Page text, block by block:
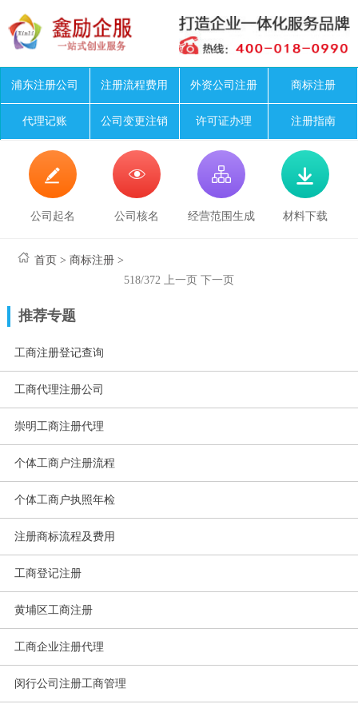
浦东注册公司 注册流程费用 外资公司注册 商标注册
代理记账 公司变更注销 许可证办理 注册指南

公司起名

公司核名

经营范围生成

材料下载
首页 >商标注册 >
518/372
上一页 下一页
推荐专题
工商注册登记查询
工商代理注册公司
崇明工商注册代理
个体工商户注册流程
个体工商户执照年检
注册商标流程及费用
工商登记注册
黄埔区工商注册
工商企业注册代理
闵行公司注册工商管理